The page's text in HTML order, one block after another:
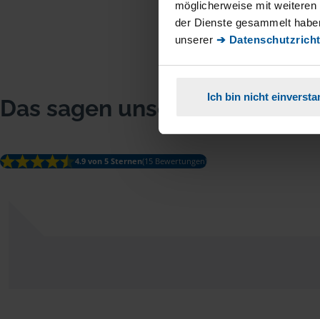
möglicherweise mit
der Dienste gesammelt
unserer ➔
Ich bin nicht
Das sagen unsere Mitglieder
4.9 von 5 Sternen(15 Bewertungen)